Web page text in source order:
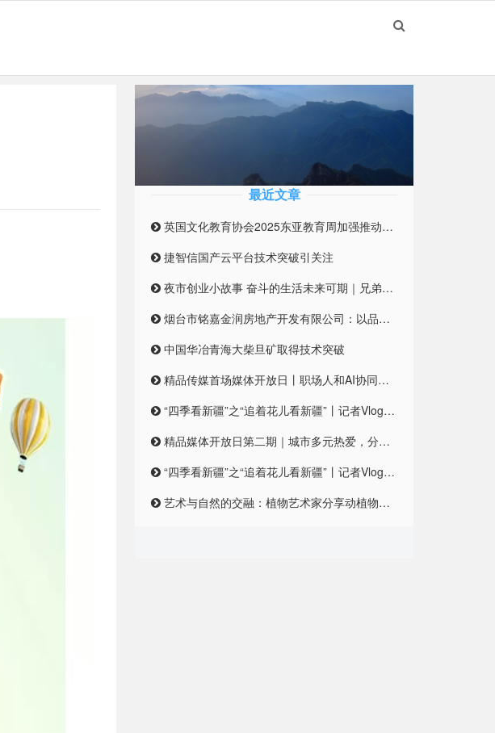
最近文章
英国文化教育协会2025东亚教育周加强推动英国与东亚高等教育合作伙伴关系
捷智信国产云平台技术突破引关注
夜市创业小故事 奋斗的生活未来可期｜兄弟合伙摆摊 开启创业之路
烟台市铭嘉金润房地产开发有限公司：以品质筑梦，引领未来居住新风尚
中国华冶青海大柴旦矿取得技术突破
精品传媒首场媒体开放日丨职场人和AI协同合作，是一种怎样的体验？
“四季看新疆”之“追着花儿看新疆”丨记者Vlog:记者在和田直播带货艾德莱斯,首秀怎么样?
精品媒体开放日第二期｜城市多元热爱，分享对城市的独特情感
“四季看新疆”之“追着花儿看新疆”丨记者Vlog:记者在和田直播带货艾德莱斯,首秀怎么样?
艺术与自然的交融：植物艺术家分享动植物王国的奇妙之美